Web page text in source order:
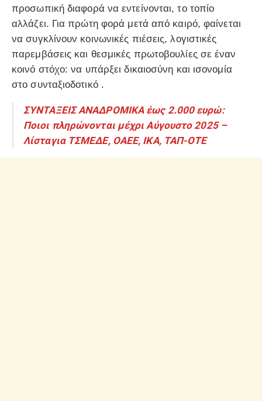
προσωπική διαφορά να εντείνονται, το τοπίο
αλλάζει. Για πρώτη φορά μετά από καιρό, φαίνεται
να συγκλίνουν κοινωνικές πιέσεις, λογιστικές
παρεμβάσεις και θεσμικές πρωτοβουλίες σε έναν
κοινό στόχο: να υπάρξει δικαιοσύνη και ισονομία
στο συνταξιοδοτικό .
ΣΥΝΤΑΞΕΙΣ ΑΝΑΔΡΟΜΙΚΑ έως 2.000 ευρώ:
Ποιοι πληρώνονται μέχρι Αύγουστο 2025 –
Λίσταγια ΤΣΜΕΔΕ, ΟΑΕΕ, ΙΚΑ, ΤΑΠ-ΟΤΕ